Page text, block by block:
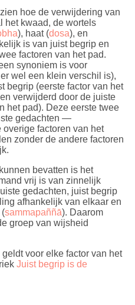
bepaald moment zijn,
in de grond
de hoeveelheid regen,
aantal herhalingen van
heeftconditionering
kamma proces
wilshandeling draagt bij
Om heel nauwkeurig
wilshandeling een
is, is niet mogelijk.
van de steel van een
is gewerkt: het is niet te
welk soort werk, welke
duizendste of
is afgesleten. Daarom
kamma op die manier te
is dat wij de
watkammais,
) is, en waarom
meer kunnen
is — leidt tot geboorte.
discipel (ariyasāvaka)
(We zullen zo meteen
de Boeddha dit in detail
hoe de verwijdering van
het kwaad, de wortels
), haat (dosa), en
is van juist begrip en
factoren van het pad.
synoniem is voor
wel een klein verschil is),
begrip (eerste factor van het
verwijderd door de juiste
het pad). Deze eerste twee
gedachten —
factoren van het
zonder de andere factoren
bevatten is het
vrij is van zinnelijk
gedachten, juist begrip
afhankelijk van elkaar en
(sammapaññā). Daarom
groep van wijsheid
voor elke factor van het
Juist begrip is de